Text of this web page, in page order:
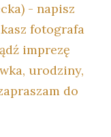
- napisz
fotografa
imprezę
urodziny,
do